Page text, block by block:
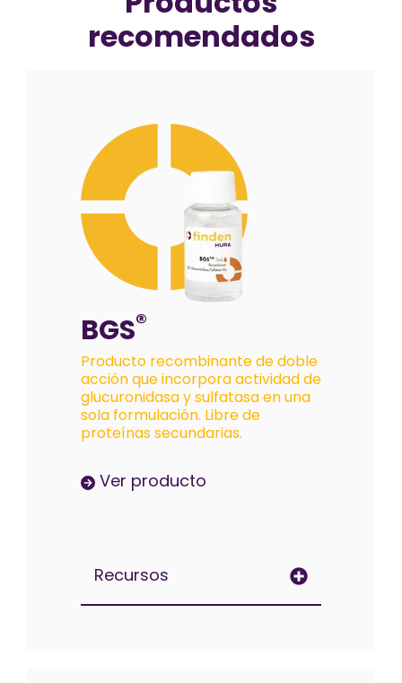
recomendados
BGS®
Producto recombinante de doble
acción que incorpora actividad de
glucuronidasa y sulfatasa en una
sola formulación. Libre de
proteínas secundarias.
Ver producto
Recursos